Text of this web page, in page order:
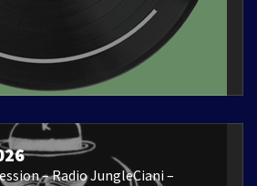
– Radio JungleCiani –